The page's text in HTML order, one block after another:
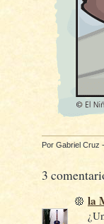
Por Gabriel Cruz
3
la